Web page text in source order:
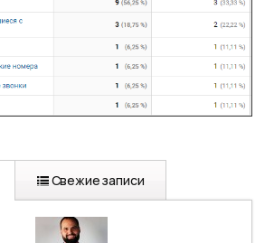
Свежие записи